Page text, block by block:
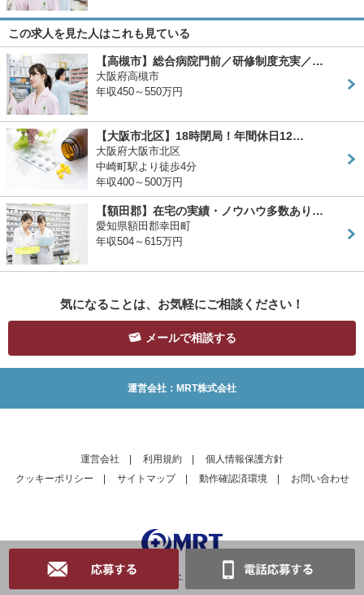
この求人を見た人はこれも見ている
【高槻市】総合病院門前／研修制度充実／…
大阪府高槻市
年収450～550万円
【大阪市北区】18時閉局！年間休日12…
大阪府大阪市北区
中崎町駅より徒歩4分
年収400～500万円
【額田郡】在宅の実績・ノウハウ多数あり…
愛知県額田郡幸田町
年収504～615万円
気になることは、お気軽にご相談ください！
メールで相談する
運営会社：MRT株式会社
運営会社 利用規約
個人情報保護方針
クッキーポリシー
サイトマップ| 動作確認済環境| お問い合わせ
Copyright © MRT Inc. All Rights Reserved.